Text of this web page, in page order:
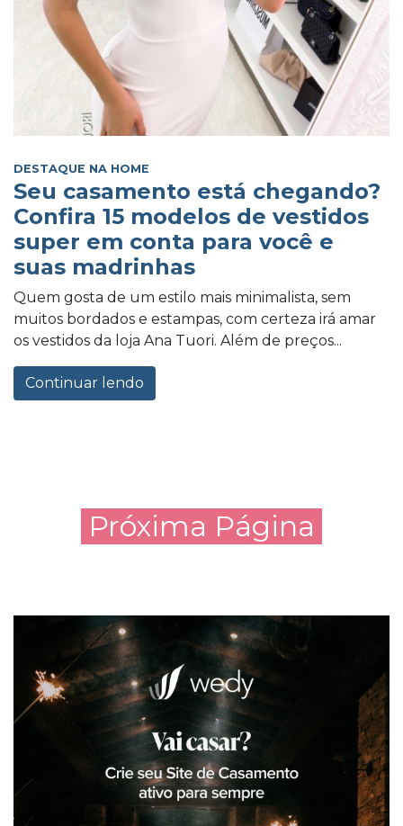
DESTAQUE NA HOME
Seu casamento está chegando?
Confira 15 modelos de vestidos
super em conta para você e
suas madrinhas
Quem gosta de um estilo mais minimalista, sem
muitos bordados e estampas, com certeza irá amar
os vestidos da loja Ana Tuori. Além de preços...
Continuar lendo
Próxima Página